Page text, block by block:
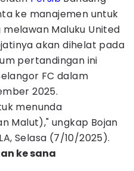
ke manajemen untuk
Maluku United
akan dihelat pada
pertandingan ini
FC dalam
2025.
menunda
Malut)," ungkap Bojan
Selasa (7/10/2025).
ke sana